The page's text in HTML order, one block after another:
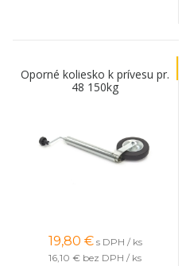
Oporné koliesko k prívesu pr.
48 150kg
19,80 € s DPH / ks
16,10 € bez DPH / ks